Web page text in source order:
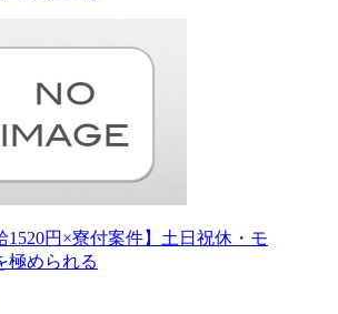
1520円×寮付案件】土日祝休・モ
極められる